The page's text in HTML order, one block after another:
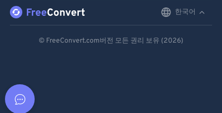
한국어
© FreeConvert.com버전 모든 권리 보유 (2026)